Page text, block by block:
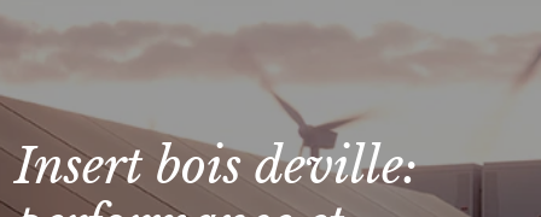
Insert bois deville: